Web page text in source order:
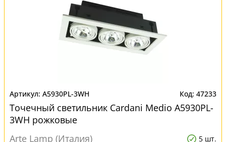
A5930PL-3WH 47233
Точечный светильник Cardani Medio A5930PL-
3WH рожковые
Arte Lamp (Италия)
5 шт.